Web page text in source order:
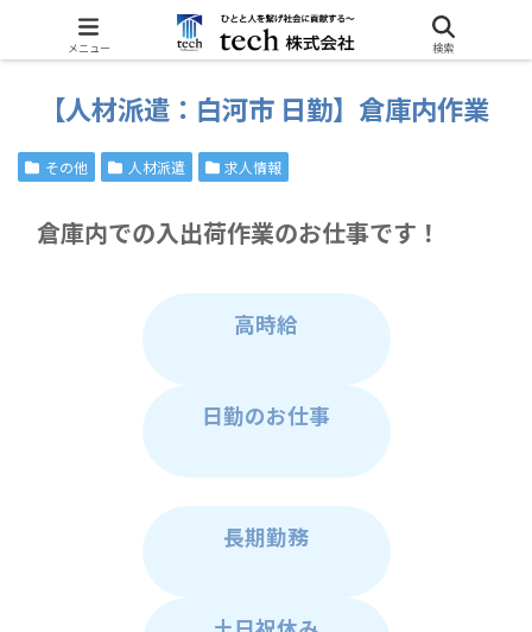
その他
【人材派遣：白河市 日勤】倉庫内作業
その他 人材派遣 求人情報
倉庫内での入出荷作業のお仕事です！
高時給
日勤のお仕事
長期勤務
メニュー 検索